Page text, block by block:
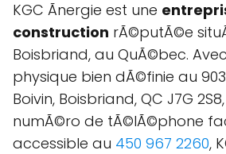
KGC Ãnergie est une
construction rÃ©putÃ©e
Boisbriand, au QuÃ©bec.
physique bien dÃ©finie au
Boivin, Boisbriand, QC J7G
numÃ©ro de tÃ©lÃ©phone
accessible au 450 967 2260,